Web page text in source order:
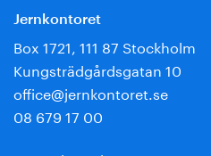
Jernkontoret
Box 1721, 111 87 Stockholm
Kungsträdgårdsgatan 10
office@jernkontoret.se
08 679 17 00